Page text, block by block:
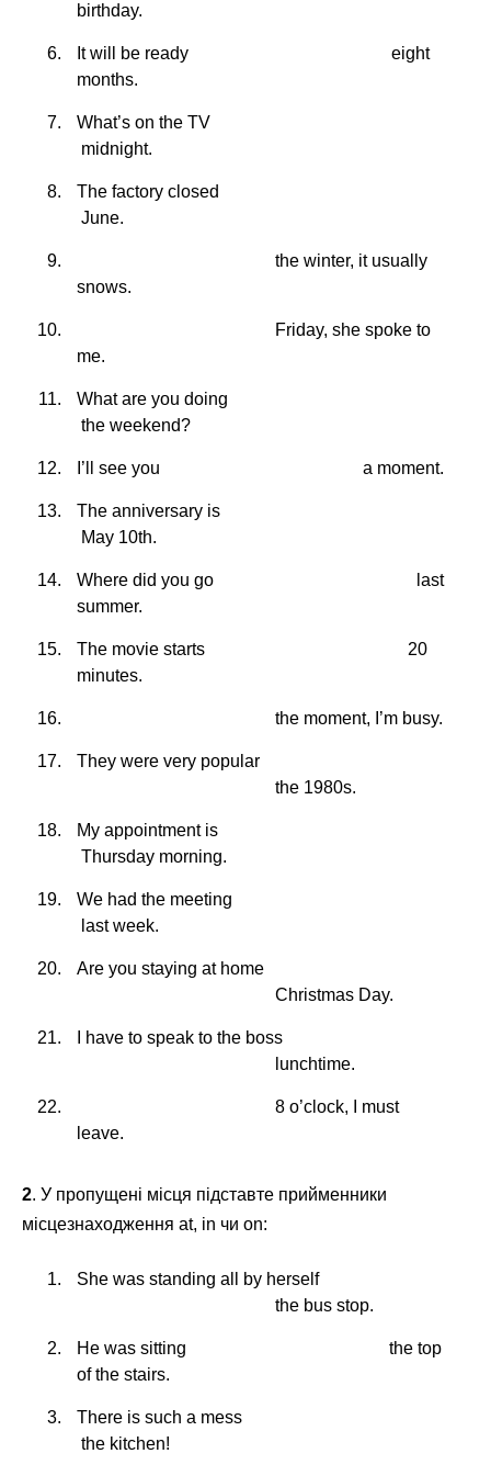
birthday.
It will be ready
eight
months.
What’s on the TV
midnight.
The factory closed
June.
the winter, it usually
snows.
Friday, she spoke to
me.
What are you doing
the weekend?
I’ll see you a moment.
The anniversary is
May 10th.
Where did you go
last
summer.
The movie starts
20
minutes.
the moment, I’m busy.
They were very popular
the 1980s.
My appointment is
Thursday morning.
We had the meeting
last week.
Are you staying at home
Christmas Day.
I have to speak to the boss
lunchtime.
8 o’clock, I must
leave.
2. У пропущені місця підставте прийменники
місцезнаходження at, in чи on:
She was standing all by herself
the bus stop.
He was sitting
the top
of the stairs.
There is such a mess
the kitchen!